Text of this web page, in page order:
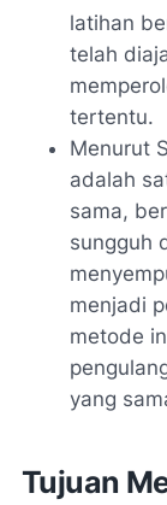
latihan
telah
tertentu.
Menurut
adalah
sama,
sungguh
menjadi
metode
yang
Tujuan